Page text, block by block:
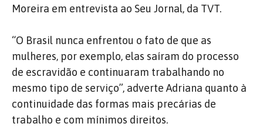
Moreira em entrevista ao Seu Jornal, da TVT.
“O Brasil nunca enfrentou o fato de que as
mulheres, por exemplo, elas saíram do processo
de escravidão e continuaram trabalhando no
mesmo tipo de serviço”, adverte Adriana quanto à
continuidade das formas mais precárias de
trabalho e com mínimos direitos.